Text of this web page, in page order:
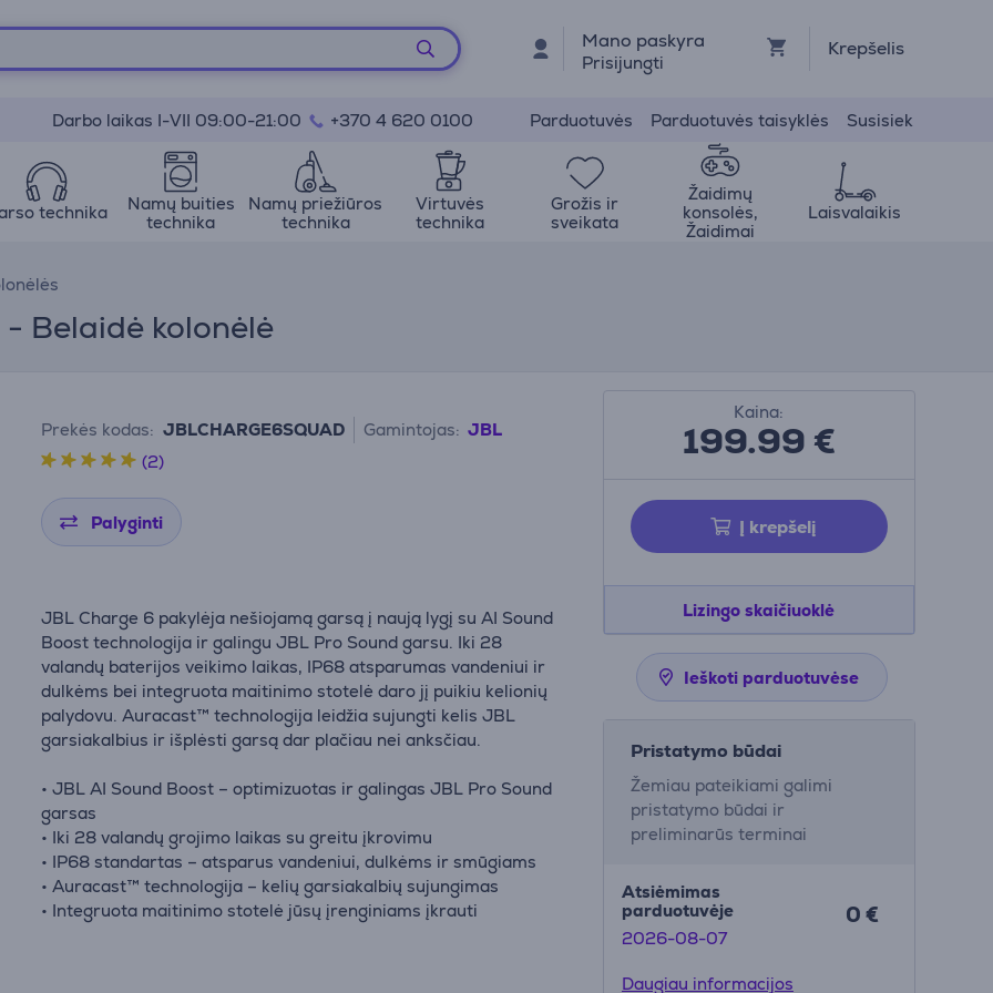
Mano paskyra
Prisijungti
Krepšelis
Darbo laikas I-VII 09:00-21:00 +370 4 620 0100 Parduotuvės Parduotuvės taisyklės Susisiek
technika
Namų buities
technika
Namų priežiūros
technika
Virtuvės
technika
Grožis ir
sveikata
Žaidimų
konsolės,
Žaidimai
Laisvalaikis
Belaidė kolonėlė
Prekės kodas: JBLCHARGE6SQUAD Gamintojas: JBL
(2)
Palyginti
JBL Charge 6 pakylėja nešiojamą garsą į naują lygį su AI Sound
Boost technologija ir galingu JBL Pro Sound garsu. Iki 28
valandų baterijos veikimo laikas, IP68 atsparumas vandeniui ir
dulkėms bei integruota maitinimo stotelė daro jį puikiu kelionių
palydovu. Auracast™ technologija leidžia sujungti kelis JBL
garsiakalbius ir išplėsti garsą dar plačiau nei anksčiau.
• JBL AI Sound Boost – optimizuotas ir galingas JBL Pro Sound
garsas
• Iki 28 valandų grojimo laikas su greitu įkrovimu
• IP68 standartas – atsparus vandeniui, dulkėms ir smūgiams
• Auracast™ technologija – kelių garsiakalbių sujungimas
• Integruota maitinimo stotelė jūsų įrenginiams įkrauti
Kaina:
199.99€
Į krepšelį
Lizingo skaičiuoklė
Ieškoti parduotuvėse
Pristatymo būdai
Žemiau pateikiami galimi
pristatymo būdai ir
preliminarūs terminai
Atsiėmimas
parduotuvėje
2026-08-07
0 €
Daugiau informacijos